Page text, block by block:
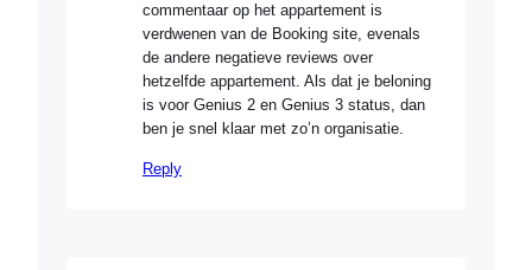
commentaar op het appartement is
verdwenen van de Booking site, evenals
de andere negatieve reviews over
hetzelfde appartement. Als dat je beloning
is voor Genius 2 en Genius 3 status, dan
ben je snel klaar met zo’n organisatie.
Reply